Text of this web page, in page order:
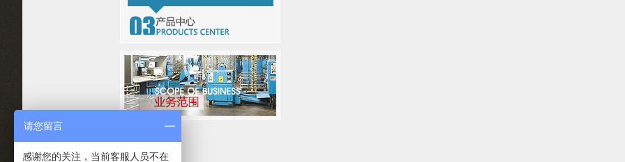
请您留言
感谢您的关注，当前客服人员不在